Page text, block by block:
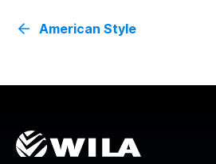
American Style